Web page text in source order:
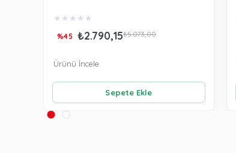
★ ★ ★ ★ ★
₺2.790,15₺5.073,00
%45
Sepete Ekle
Ürünü İncele